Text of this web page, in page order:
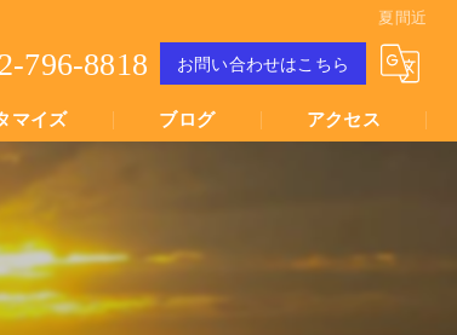
夏間近
796-8818 お問い合わせはこちら
マイズ ブログ
Youtube動画
アクセス